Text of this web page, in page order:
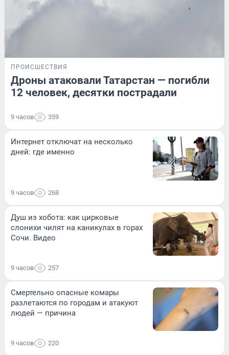
ПРОИСШЕСТВИЯ
Дроны атаковали Татарстан — погибли
12 человек, десятки пострадали
9 часов 359
Интернет отключат на несколько
дней: где именно
9 часов 268
Душ из хобота: как цирковые
слонихи чилят на каникулах в горах
Сочи. Видео
9 часов 257
Смертельно опасные комары
разлетаются по городам и атакуют
людей — причина
9 часов 220